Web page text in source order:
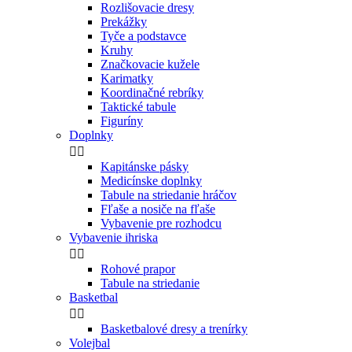
Rozlišovacie dresy
Prekážky
Tyče a podstavce
Kruhy
Značkovacie kužele
Karimatky
Koordinačné rebríky
Taktické tabule
Figuríny
Doplnky
 
Kapitánske pásky
Medicínske doplnky
Tabule na striedanie hráčov
Fľaše a nosiče na fľaše
Vybavenie pre rozhodcu
Vybavenie ihriska
 
Rohové prapor
Tabule na striedanie
Basketbal
 
Basketbalové dresy a trenírky
Volejbal